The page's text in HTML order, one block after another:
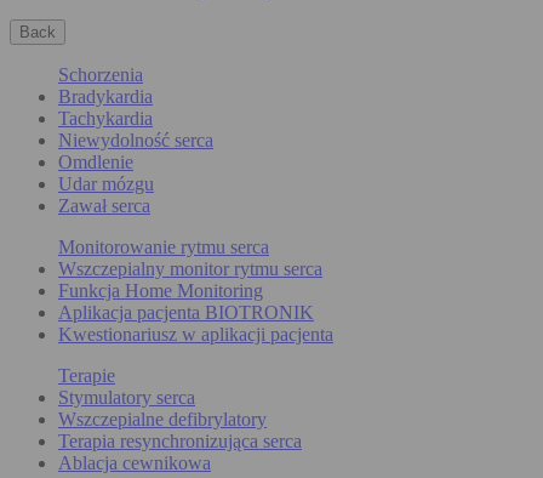
Back
Schorzenia
Bradykardia
Tachykardia
Niewydolność serca
Omdlenie
Udar mózgu
Zawał serca
Monitorowanie rytmu serca
Wszczepialny monitor rytmu serca
Funkcja Home Monitoring
Aplikacja pacjenta BIOTRONIK
Kwestionariusz w aplikacji pacjenta
Terapie
Stymulatory serca
Wszczepialne defibrylatory
Terapia resynchronizująca serca
Ablacja cewnikowa